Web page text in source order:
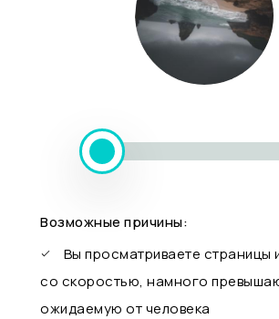
Возможные причины:
Вы просматриваете страницы
со скоростью, намного
ожидаемую от человека